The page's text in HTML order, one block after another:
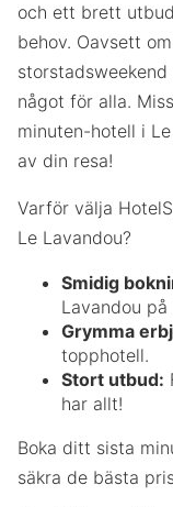
och ett brett
behov. Oavsett
något för alla.
minuten-hotell i
av din resa!
Varför välja
Le Lavandou?
Smidig
Lavandou
Grymma
topphotell.
Stort utbud:
har allt!
Boka ditt sista
säkra de bästa